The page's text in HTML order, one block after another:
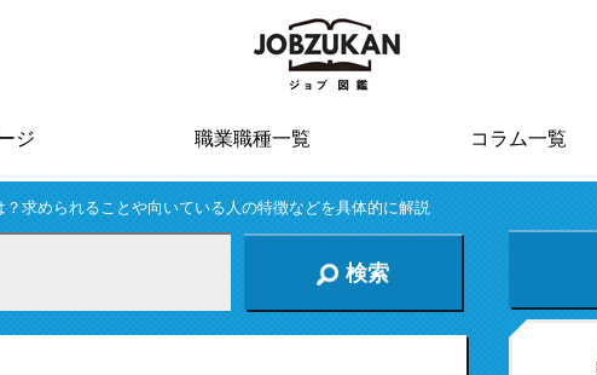
ジ 職業職種一覧 コラム一覧
求められることや向いている人の特徴などを具体的に解説
検索